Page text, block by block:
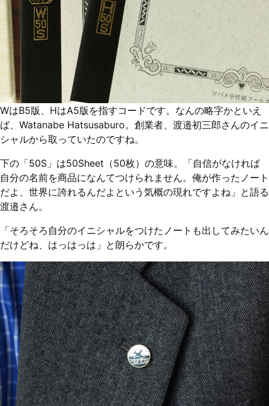
WはB5版、HはA5版を指すコードです。なんの略字かといえ
ば、Watanabe Hatsusaburo。創業者、渡邉初三郎さんのイニ
シャルから取っていたのですね。
下の「50S」は50Sheet（50枚）の意味。「自信がなければ
自分の名前を商品になんてつけられません。俺が作ったノート
だよ、世界に誇れるんだよという気概の現れですよね」と語る
渡邉さん。
「そろそろ自分のイニシャルをつけたノートも出してみたいん
だけどね、はっはっは」と朗らかです。